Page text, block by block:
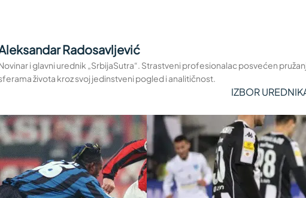
Radosavljević
i glavni urednik „SrbijaSutra“. Strastveni profesionalac posvećen
života kroz svoj jedinstveni pogled i analitičnost.
IZBOR